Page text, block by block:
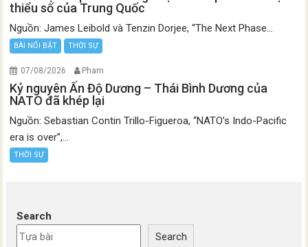
thiểu số của Trung Quốc
Nguồn: James Leibold và Tenzin Dorjee, “The Next Phase...
BÀI NỔI BẬT THỜI SỰ
07/08/2026 Pham
Kỷ nguyên Ấn Độ Dương – Thái Bình Dương của
NATO đã khép lại
Nguồn: Sebastian Contin Trillo-Figueroa, “NATO’s Indo-Pacific
era is over”,...
THỜI SỰ
Search
Search